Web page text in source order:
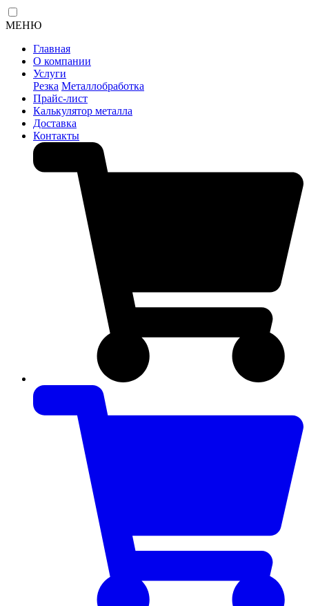
МЕНЮ
Главная
О компании
Услуги
Резка Металлобработка
Прайс-лист
Калькулятор металла
Доставка
Контакты